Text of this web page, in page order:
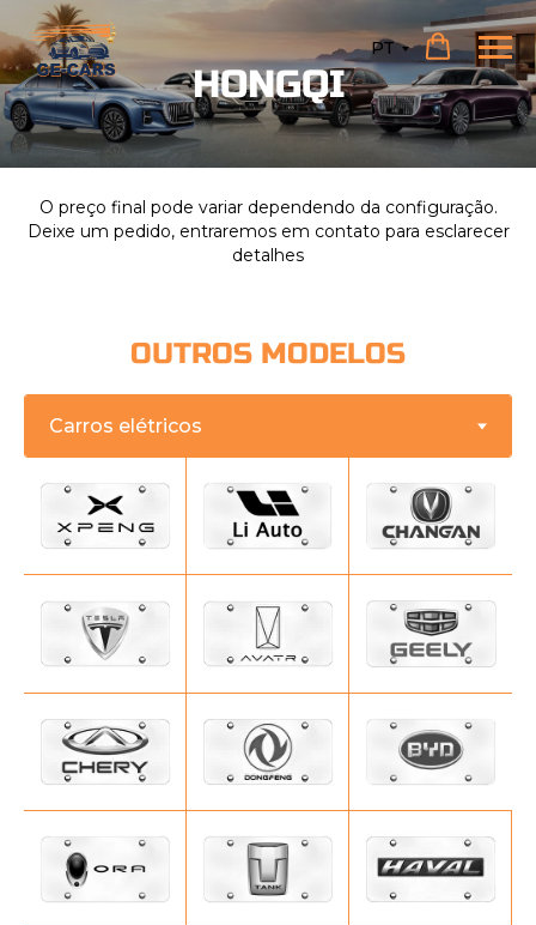
PT
HONGQI
O preço final pode variar dependendo da configuração.
Deixe um pedido, entraremos em contato para esclarecer
detalhes
OUTROS MODELOS